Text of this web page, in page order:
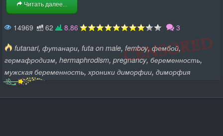
Читать далее...
14969 62 8.86 3
futanari, футанари, futa on male, femboy,фембой,
гермафродизм, hermaphrodism, pregnancy,беременность,
мужская беременность,хроники диморфии, диморфия